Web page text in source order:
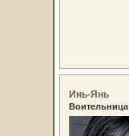
Инь-Янь
Воительница